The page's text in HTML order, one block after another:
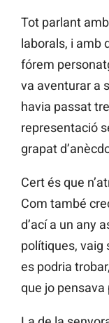
Tot parlant
laborals, i amb
fórem
va aventurar a
havia passat
representació
grapat
Cert és que
Com també
d’ací a un any
polítiques, vaig
es podria
que jo